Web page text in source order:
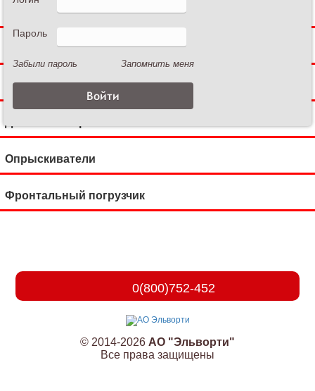
Сеялки пропашные
Культиваторы междурядные
Культиваторы сплошной обработки
Опрыскиватели
Фронтальный погрузчик
0(800)752-452
© 2014-2026 АО "Эльворти"
Все права защищены
Пароль
Забыли пароль Запомнить меня